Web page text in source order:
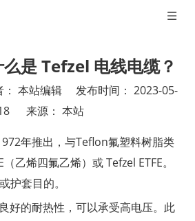
是 Tefzel 电线电缆？
本站编辑 发布时间： 2023-05-
来源： 本站
年推出，与Teflon氟塑料树脂类
乙烯四氟乙烯）或 Tefzel ETFE。
护套目的。
好的耐热性，可以承受高电压。此